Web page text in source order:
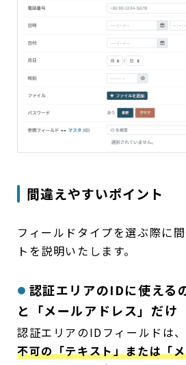
間違えやすいポイント
フィールドタイプを選ぶ際に
トを説明いたします。
認証エリアのIDに使える
と「メールアドレス」だけ
認証エリアのIDフィールドは、
不可の「テキスト」または「